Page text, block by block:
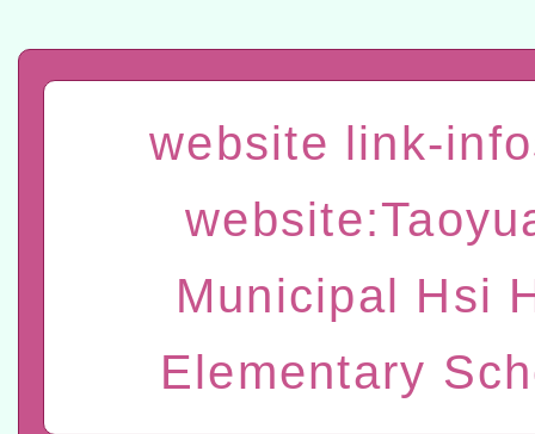
「2026桃園藝術巡演」活
灣師範大學辦理「114至
進學校輔導計畫師資專業
函轉國家教育研究院中心
民族教育政策研討會「原
趨勢與發展」
轉知教育部國民及學前教
政府教育局辦理「115年
研習實施計畫－夢的N次
北場」計畫
函轉國立臺灣師範大學辦
班」招生簡章及EDM
共融平台-教案暨教學示範
教育部國民及學前教育署
website link-
Municipal Hsi
Elementary